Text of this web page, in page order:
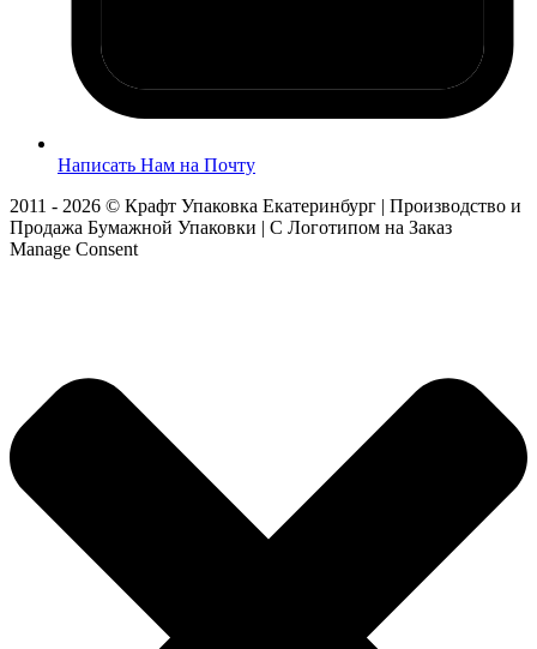
Написать Нам на Почту
2011 - 2026 © Крафт Упаковка Екатеринбург | Производство и
Продажа Бумажной Упаковки | С Логотипом на Заказ
Manage Consent